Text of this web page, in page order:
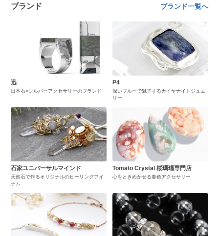
ブランド ブランド一覧へ
迅
日本石×シルバーアクセサリーのブランド
P4
深いブルーで魅了するカイヤナイトジュエ
リー
石家ユニバーサルマインド
天然石で作るオリジナルのヒーリングアイ
テム
Tomato Crystal 桜瑪瑙専門店
心をときめかせる春色アクセサリー